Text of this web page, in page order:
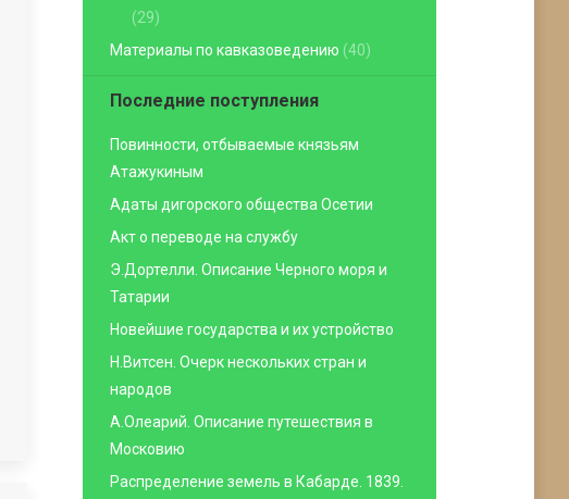
(29)
Материалы по кавказоведению (40)
Последние поступления
Повинности, отбываемые князьям
Атажукиным
Адаты дигорского общества Осетии
Акт о переводе на службу
Э.Дортелли. Описание Черного моря и
Татарии
Новейшие государства и их устройство
Н.Витсен. Очерк нескольких стран и
народов
А.Олеарий. Описание путешествия в
Московию
Распределение земель в Кабарде. 1839.